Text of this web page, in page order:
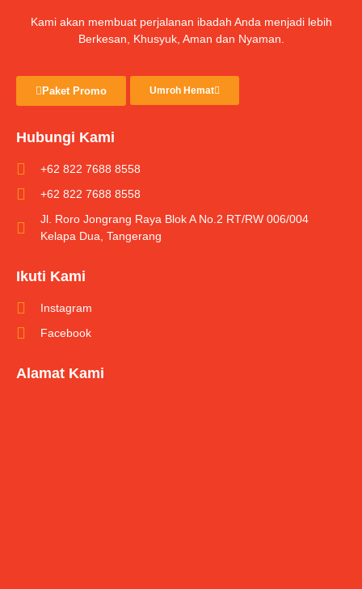
Kami akan membuat perjalanan ibadah Anda menjadi lebih
Berkesan, Khusyuk, Aman dan Nyaman.
Paket Promo Umroh Hemat
Hubungi Kami
+62 822 7688 8558
+62 822 7688 8558
Jl. Roro Jongrang Raya Blok A No.2 RT/RW 006/004
Kelapa Dua, Tangerang
Ikuti Kami
Instagram
Facebook
Alamat Kami